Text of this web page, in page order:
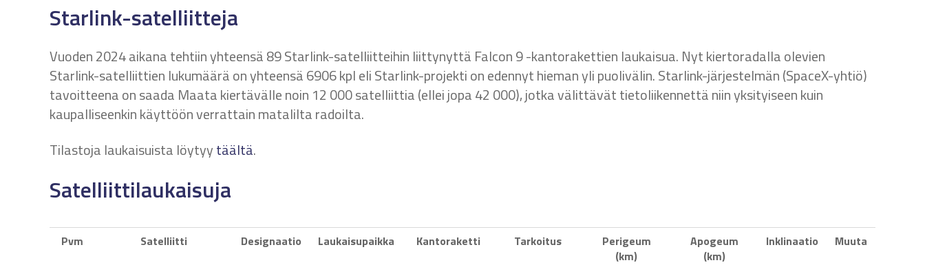
Starlink-satelliitteja
Vuoden 2024 aikana tehtiin yhteensä 89 Starlink-satelliitteihin liittynyttä Falcon 9 -kantorakettien laukaisua. Nyt kiertoradalla olevien
Starlink-satelliittien lukumäärä on yhteensä 6906 kpl eli Starlink-projekti on edennyt hieman yli puolivälin. Starlink-järjestelmän (SpaceX-yhtiö)
tavoitteena on saada Maata kiertävälle noin 12 000 satelliittia (ellei jopa 42 000), jotka välittävät tietoliikennettä niin yksityiseen kuin
kaupalliseenkin käyttöön verrattain matalilta radoilta.
Tilastoja laukaisuista löytyytäältä.
Satelliittilaukaisuja
Pvm Satelliitti Designaatio Laukaisupaikka Kantoraketti Tarkoitus
Perigeum
(km)
Apogeum
(km)
Inklinaatio Muuta